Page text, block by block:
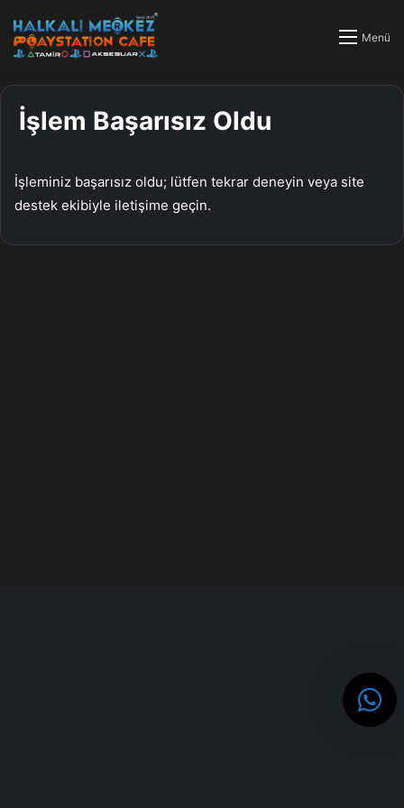
Menü
İşlem Başarısız Oldu
İşleminiz başarısız oldu; lütfen tekrar deneyin veya site
destek ekibiyle iletişime geçin.